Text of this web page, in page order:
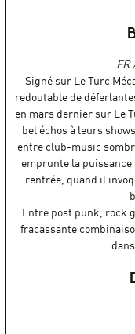
FR
Signé sur Le Turc
redoutable de
en mars dernier sur Le
bel échos à leurs
entre club-music
emprunte la
rentrée, quand il
Entre post punk, rock
fracassante